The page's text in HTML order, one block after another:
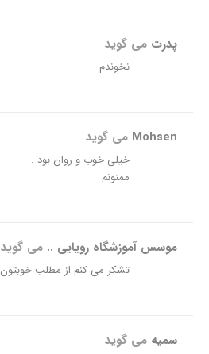
پدرت می گوید
نخوندم
Mohsen می گوید
خیلی خوب و روان بود .
ممنونم
موسس آموزشگاه رویایی .. می گوید
تشکر می کنم از مطلب خوبتون
سمیه می گوید